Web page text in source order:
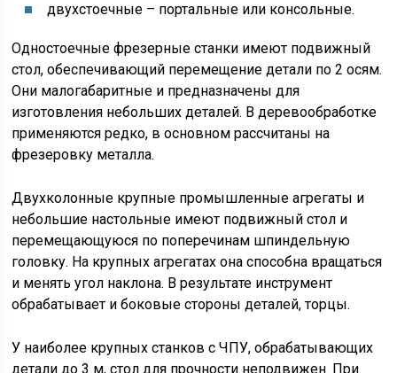
двухстоечные – портальные или консольные.
Одностоечные фрезерные станки имеют подвижный
стол, обеспечивающий перемещение детали по 2 осям.
Они малогабаритные и предназначены для
изготовления небольших деталей. В деревообработке
применяются редко, в основном рассчитаны на
фрезеровку металла.
Двухколонные крупные промышленные агрегаты и
небольшие настольные имеют подвижный стол и
перемещающуюся по поперечинам шпиндельную
головку. На крупных агрегатах она способна вращаться
и менять угол наклона. В результате инструмент
обрабатывает и боковые стороны деталей, торцы.
У наиболее крупных станков с ЧПУ, обрабатывающих
детали до 3 м, стол для прочности неподвижен. При